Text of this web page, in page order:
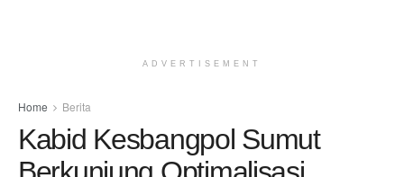
ADVERTISEMENT
Home Berita
Kabid Kesbangpol Sumut